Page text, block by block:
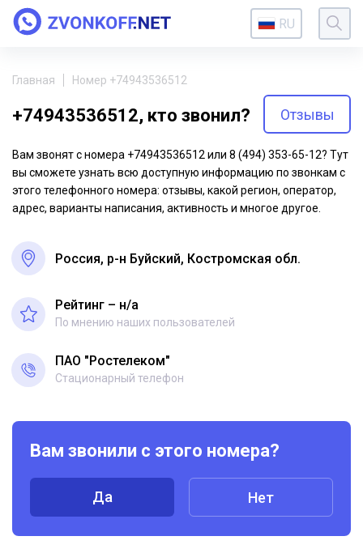
RU
Главная Номер +74943536512
+74943536512, кто звонил? Отзывы
Вам звонят с номера +74943536512 или 8 (494) 353-65-12? Тут
вы сможете узнать всю доступную информацию по звонкам с
этого телефонного номера: отзывы, какой регион, оператор,
адрес, варианты написания, активность и многое другое.
Россия, р-н Буйский, Костромская обл.
Рейтинг – н/a
По мнению наших пользователей
ПАО "Ростелеком"
Стационарный телефон
Вам звонили с этого номера?
Да Нет